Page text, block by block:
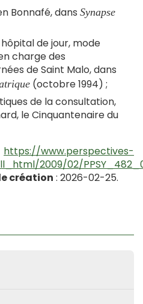
Bonnafé, dans Synapse
de jour, mode
charge des
de Saint Malo, dans
(octobre 1994) ;
de la consultation,
le Cinquantenaire du
https://www.perspectives-
2009/02/
création : 2026-02-25.